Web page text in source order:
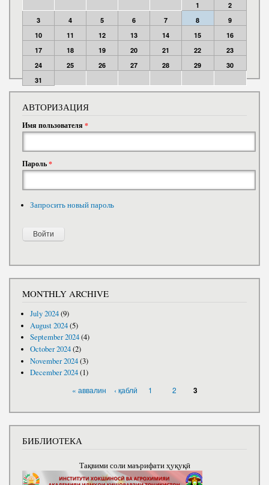
1
2
3
4 5 6 7 8
9
10
11 12 13 14 15
16
17
18 19 20 21 22
23
24
25 26 27 28 29
30
31
АВТОРИЗАЦИЯ
Имя пользователя *
Пароль*
Запросить новый пароль
MONTHLY ARCHIVE
July 2024(9)
August 2024(5)
September 2024(4)
October 2024(2)
November 2024(3)
December 2024(1)
« аввалин ‹ қаблӣ 1 2 3
БИБЛИОТЕКА
Тақвими соли маърифати ҳуқуқӣ